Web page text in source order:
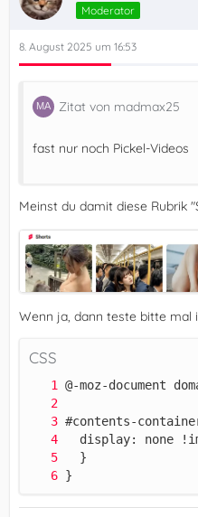
Moderator
8. August 2025 um 16:53
Zitat von madmax25
fast nur noch Pickel-Videos
Meinst du damit diese Rubrik
Wenn ja, dann teste bitte mal
CSS
}